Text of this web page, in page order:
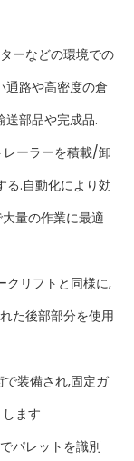
ーなどの環境での
通路や高密度の倉
送部品や完成品.
ーラーを積載/卸
る.自動化により効
量の作業に最適
クリフトと同様に,
た後部部分を使用
で装備され,固定ガ
ます
パレットを識別